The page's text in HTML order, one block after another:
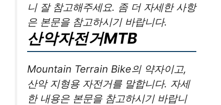
니 잘 참고해주세요. 좀 더 자세한 사항
은 본문을 참고하시기 바랍니다.
산악자전거MTB
Mountain Terrain Bike의 약자이고,
산악 지형용 자전거를 말합니다. 자세
한 내용은 본문을 참고하시기 바랍니